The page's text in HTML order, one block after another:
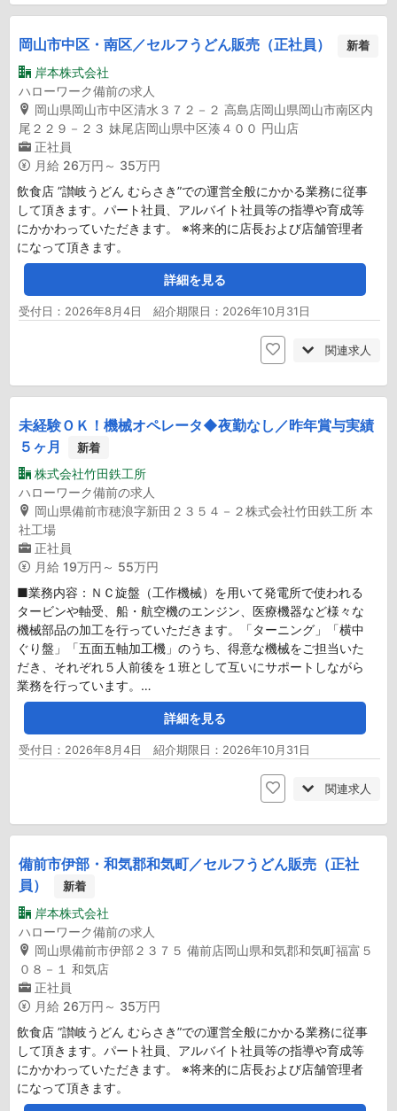
岡山市中区・南区／セルフうどん販売（正社員） 新着
岸本株式会社
ハローワーク備前の求人
岡山県岡山市中区清水３７２－２ 高島店岡山県岡山市南区内
尾２２９－２３ 妹尾店岡山県中区湊４００ 円山店
正社員
月給 26万円～ 35万円
飲食店 ”讃岐うどん むらさき”での運営全般にかかる業務に従事
して頂きます。パート社員、アルバイト社員等の指導や育成等
にかかわっていただきます。 ※将来的に店長および店舗管理者
になって頂きます。
詳細を見る
受付日：2026年8月4日 紹介期限日：2026年10月31日
関連求人
未経験ＯＫ！機械オペレータ◆夜勤なし／昨年賞与実績
５ヶ月
新着
株式会社竹田鉄工所
ハローワーク備前の求人
岡山県備前市穂浪字新田２３５４－２株式会社竹田鉄工所 本
社工場
正社員
月給 19万円～ 55万円
■業務内容：ＮＣ旋盤（工作機械）を用いて発電所で使われる
タービンや軸受、船・航空機のエンジン、医療機器など様々な
機械部品の加工を行っていただきます。「ターニング」「横中
ぐり盤」「五面五軸加工機」のうち、得意な機械をご担当いた
だき、それぞれ５人前後を１班として互いにサポートしながら
業務を行っています。…
詳細を見る
受付日：2026年8月4日 紹介期限日：2026年10月31日
関連求人
備前市伊部・和気郡和気町／セルフうどん販売（正社
員）
新着
岸本株式会社
ハローワーク備前の求人
岡山県備前市伊部２３７５ 備前店岡山県和気郡和気町福富５
０８－１ 和気店
正社員
月給 26万円～ 35万円
飲食店 ”讃岐うどん むらさき”での運営全般にかかる業務に従事
して頂きます。パート社員、アルバイト社員等の指導や育成等
にかかわっていただきます。 ※将来的に店長および店舗管理者
になって頂きます。